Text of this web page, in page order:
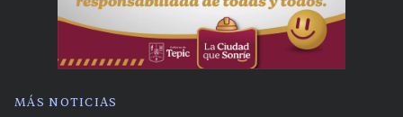
MÁS NOTICIAS